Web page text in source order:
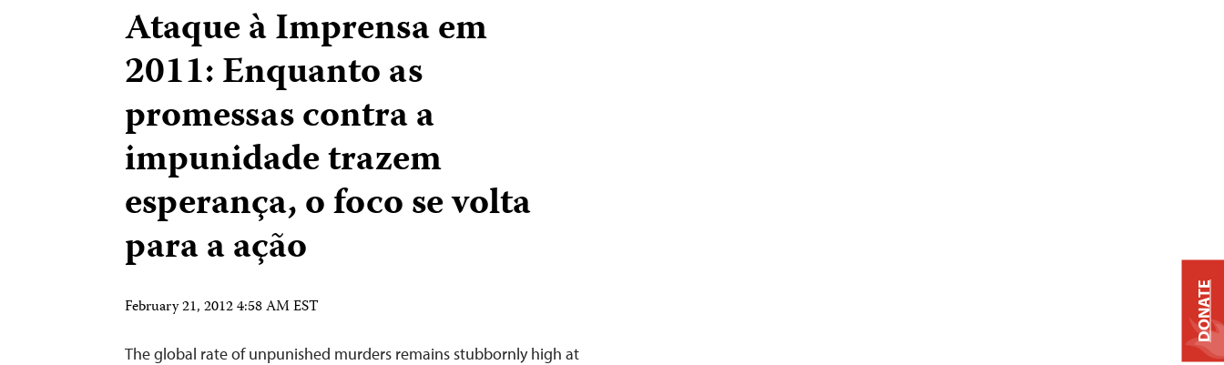
Ataque à Imprensa em
2011: Enquanto as
promessas contra a
impunidade trazem
esperança, o foco se volta
para a ação
February 21, 2012 4:58 AM EST
The global rate of unpunished murders remains stubbornly high at
DONATE